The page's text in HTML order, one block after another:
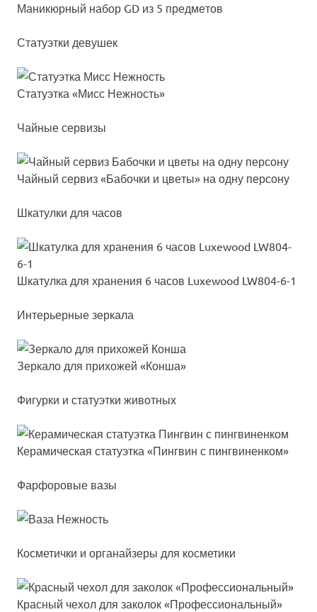
Мани­кюр­ный на­бор GD из 5 пред­ме­тов
Статуэтки девушек
Ста­ту­эт­ка «Мисс Неж­ность»
Чайные сервизы
Чай­ный сер­виз «Бабоч­ки и цве­ты» на од­ну пер­со­ну
Шкатулки для часов
Шка­тул­ка для хра­не­ния 6 ча­сов Luxe­wo­od LW804-6-1
Интерьерные зеркала
Зер­ка­ло для при­хо­жей «Кон­ша»
Фигурки и статуэтки животных
Кера­ми­чес­кая ста­ту­эт­ка «Пин­гвин с пин­гви­нен­ком»
Фарфоровые вазы
Косметички и органайзеры для косметики
Крас­ный че­хол для за­ко­лок «Про­фес­си­ональ­ный»